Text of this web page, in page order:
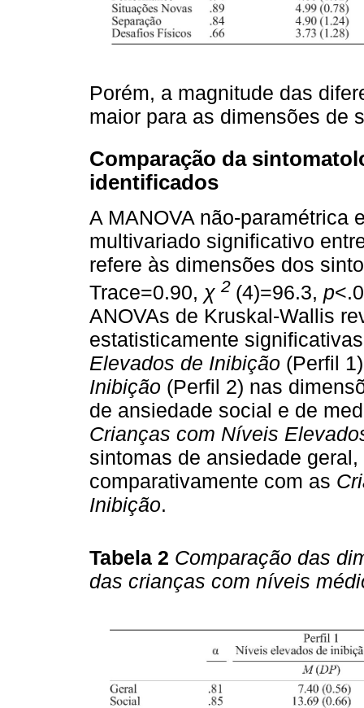
Porém, a magnitude das
maior para as dimensões de
Comparação da
identificados
A MANOVA não-paramétrica
multivariado significativo
refere às dimensões dos
Trace=0.90, χ 2 (4)=96.3, p
ANOVAs de Kruskal-Wallis
estatisticamente
Elevados de Inibição (Perfil
Inibição (Perfil 2) nas
de ansiedade social e de
Crianças com Níveis
sintomas de ansiedade
comparativamente com as
Inibição.
Tabela 2 Comparação das
das crianças com níveis